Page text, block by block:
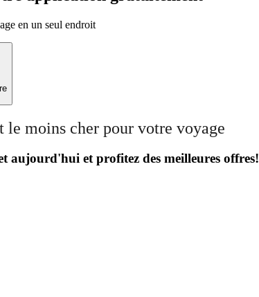
en un seul endroit
moins cher pour votre voyage
aujourd'hui et profitez des meilleures offres!